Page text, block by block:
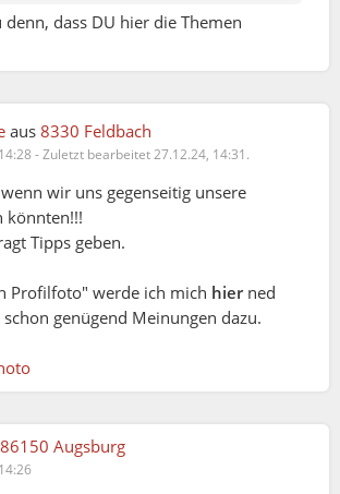
dass DU hier die Themen
aus 8330 Feldbach
-Zuletzt bearbeitet 27.12.24, 14:31.
wir uns gegenseitig unsere
könnten!!!
Tipps geben.
Profilfoto" werde ich mich hierned
genügend Meinungen dazu.
86150 Augsburg
er hat keinen Grund?
nicht er selbst?
wir andere Menschen nicht sein
sind?
wir, dass unsere Sichtweise die
uns nicht. :-/
alle die anderen so sein lassen,
wir massenhaft weniger
Gesellschaft. Aber: die meisten
nicht respektieren. Erlebe ich hier oft
ich kein Bild im Profil habe und